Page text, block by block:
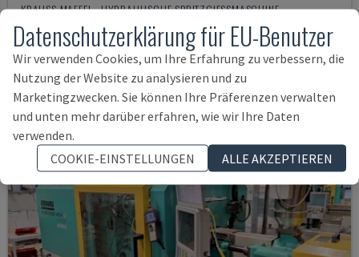
KRAUSS MAFFEI - HYDRAULISCHE SPRITZGIESSMASCHINE
DEUTSCHLAND 1999 82.539 STD
22.000 €
Datenschutzerklärung für EU-Benutzer
Wir verwenden Cookies, um Ihre Erfahrung zu verbessern, die
Nutzung der Website zu analysieren und zu
Marketingzwecken. Sie können Ihre Präferenzen verwalten
und unten mehr darüber erfahren, wie wir Ihre Daten
verwenden.
COOKIE-EINSTELLUNGEN
ALLE AKZEPTIEREN